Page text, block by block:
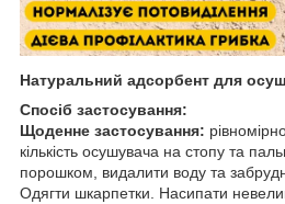
Натуральний адсорбент для
Спосіб застосування:
Щоденне застосування:
кількість осушувача на стопу та
порошком, видалити воду та
Одягти шкарпетки. Насипати